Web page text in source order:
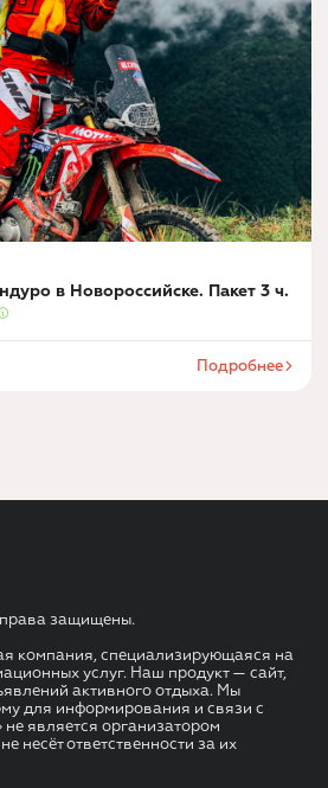
в Новороссийске. Пакет 3 ч.
Подробнее
защищены.
компания, специализирующаяся на
услуг. Наш продукт — сайт,
активного отдыха. Мы
для информирования и связи с
является организатором
несёт ответственности за их